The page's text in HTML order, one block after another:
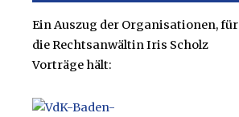
Ein Auszug der Organisationen, für
die Rechtsanwältin Iris Scholz
Vorträge hält: